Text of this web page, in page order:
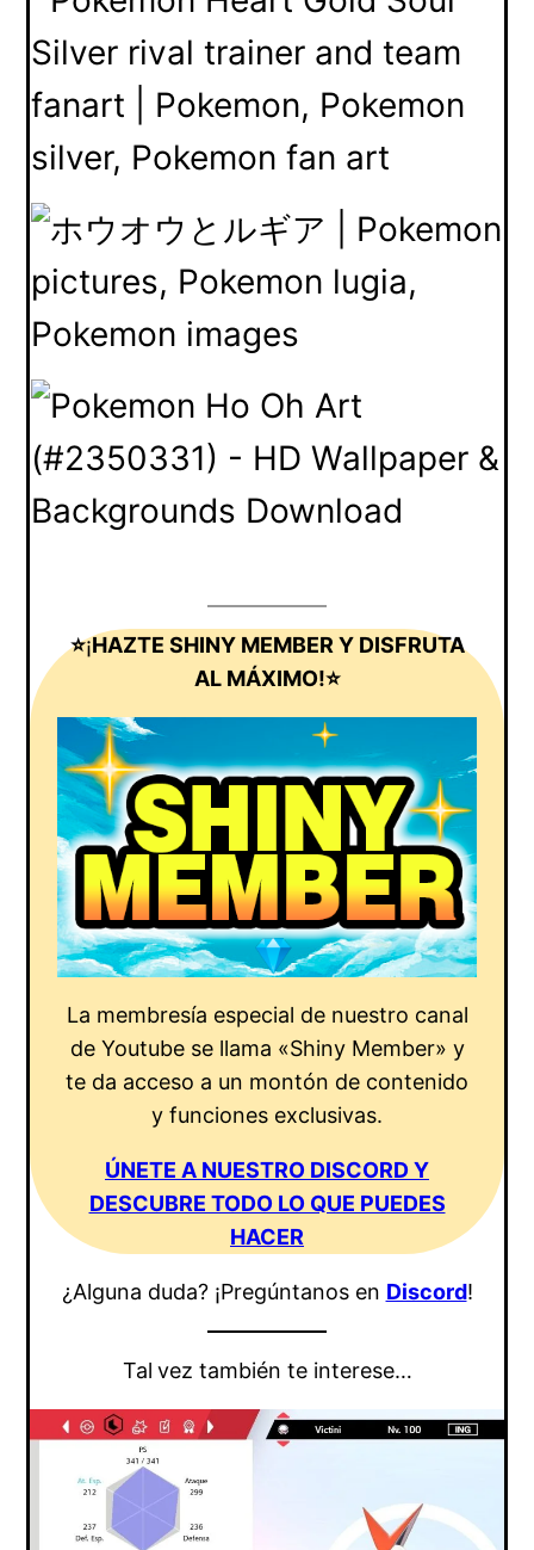
⭐¡HAZTE SHINY MEMBER Y DISFRUTA
AL MÁXIMO!⭐
La membresía especial de nuestro canal
de Youtube se llama «Shiny Member» y
te da acceso a un montón de contenido
y funciones exclusivas.
ÚNETE A NUESTRO DISCORD Y
DESCUBRE TODO LO QUE PUEDES
HACER
¿Alguna duda? ¡Pregúntanos en Discord!
Tal vez también te interese…